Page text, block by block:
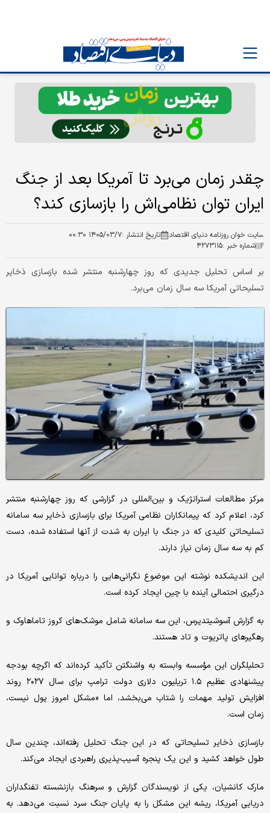
چقدر زمان می‌برد تا آمریکا بعد از جنگ
ایران توان نظامی‌اش را بازسازی کند؟
سایت خوان روزنامه دنیای اقتصاد تاریخ انتشار :۱۴۰۵/۰۳/۷ ۰۰:۳۰
شماره خبر :۴۲۷۳۱۱۵
بر اساس تحلیل جدیدی که روز چهارشنبه منتشر شده بازسازی ذخایر
تسلیحاتی آمریکا سه سال زمان می‌برد.
مرکز مطالعات استراتژیک و بین‌المللی در گزارشی که روز چهارشنبه منتشر
کرد، اعلام کرد که پیمانکاران نظامی آمریکا برای بازسازی ذخایر سه سامانه
تسلیحاتی کلیدی که در جنگ با ایران به شدت از آنها استفاده شده، دست
کم به سه سال زمان نیاز دارند.
این اندیشکده نوشته این موضوع نگرانی‌هایی را درباره توانایی آمریکا در
درگیری احتمالی آینده با چین ایجاد کرده است.
به گزارش آسوشیتدپرس، این سه سامانه شامل موشک‌های کروز تاماهاوک و
رهگیرهای پاتریوت و تاد هستند.
تحلیلگران این مؤسسه وابسته به واشنگتن تأکید کرده‌اند که اگرچه بودجه
پیشنهادی عظیم ۱.۵ تریلیون دلاری دولت ترامپ برای سال ۲۰۲۷ روند
افزایش تولید مهمات را شتاب می‌بخشد، اما «مشکل امروز پول نیست،
زمان است.
بازسازی ذخایر تسلیحاتی که در این جنگ تحلیل رفته‌اند، چندین سال
طول خواهد کشید و این یک پنجره آسیب‌پذیری راهبردی ایجاد می‌کند.
مارک کانشیان، یکی از نویسندگان گزارش و سرهنگ بازنشسته تفنگداران
دریایی آمریکا، ریشه این مشکل را به پایان جنگ سرد نسبت می‌دهد. به